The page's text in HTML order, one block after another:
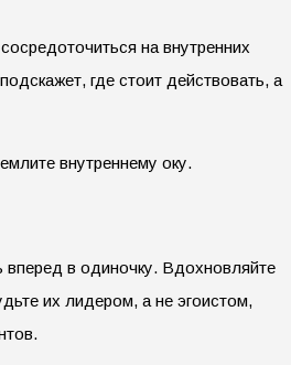
на внутренних
где стоит действовать, а
внутреннему оку.
вперед в одиночку. Вдохновляйте
их лидером, а не эгоистом,